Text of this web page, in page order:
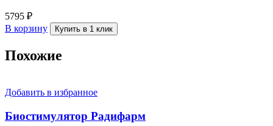
5795 ₽
В корзину
Купить в 1 клик
Похожие
Добавить в избранное
Биостимулятор Радифарм